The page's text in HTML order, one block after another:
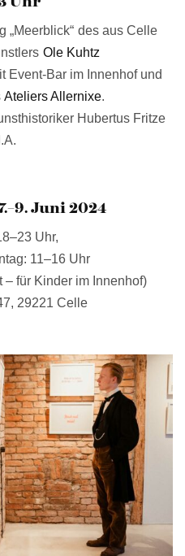
„Meerblick“ des aus Celle
Ole Kuhtz
Event-Bar im Innenhof und
Ateliers Allernixe.
Hubertus Fritze
Juni 2024
Uhr,
11–16 Uhr
für Kinder im Innenhof)
29221 Celle